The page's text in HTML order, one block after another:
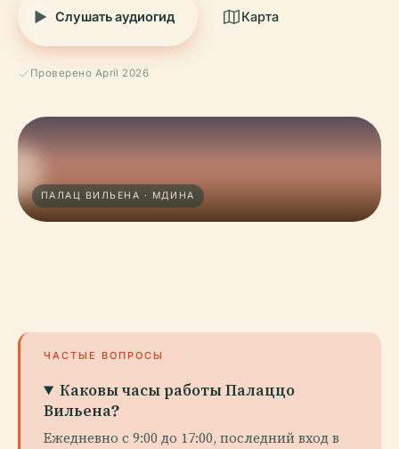
Слушать аудиогид Карта
Проверено April 2026
ПАЛАЦ ВИЛЬЕНА · МДИНА
ЧАСТЫЕ ВОПРОСЫ
Каковы часы работы Палаццо
Вильена?
Ежедневно с 9:00 до 17:00, последний вход в